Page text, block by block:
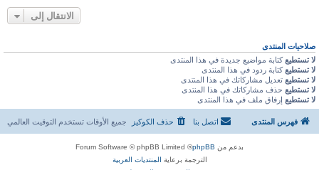
الانتقال إلى
صلاحيات المنتدى
لا تستطيع كتابة مواضيع جديدة في هذا المنتدى
لا تستطيع كتابة ردود في هذا المنتدى
لا تستطيع تعديل مشاركاتك في هذا المنتدى
لا تستطيع حذف مشاركاتك في هذا المنتدى
لا تستطيع إرفاق ملف في هذا المنتدى
فهرس المنتدى جميع الأوقات تستخدم التوقيت العالمي حذف الكوكيز اتصل بنا
بدعم من phpBB
® Forum Software © phpBB Limited
الترجمة برعاية المنتديات العربية